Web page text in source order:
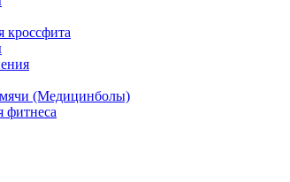
кроссфита
(Медицинболы)
фитнеса